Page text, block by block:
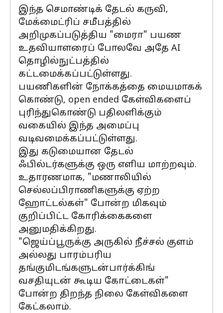
இந்த செமாண்டிக் தேடல் கருவி,
மேக்மைட்ரிப் சமீபத்தில்
அறிமுகப்படுத்திய "மைரா" பயண
உதவியாளரைப் போலவே அதே AI
தொழில்நுட்பத்தில்
கட்டமைக்கப்பட்டுள்ளது.
பயணிகளின் நோக்கத்தை மையமாகக்
கொண்டு, open ended கேள்விகளைப்
புரிந்துகொண்டு பதிலளிக்கும்
வகையில் இந்த அமைப்பு
வடிவமைக்கப்பட்டுள்ளது.
இது கடுமையான தேடல்
ஃபில்டர்களுக்கு ஒரு எளிய மாற்றவும்.
உதாரணமாக, "மணாலியில்
செல்லப்பிராணிகளுக்கு ஏற்ற
ஹோட்டல்கள்" போன்ற மிகவும்
குறிப்பிட்ட கோரிக்கைகளை
அனுமதிக்கிறது.
"ஜெய்ப்பூருக்கு அருகில் நீச்சல் குளம்
அல்லது பாரம்பரிய
தங்குமிடங்களுடன்பார்க்கிங்
வசதியுடன் கூடிய கோட்டைகள்"
போன்ற திறந்த நிலை கேள்விகளை
கேட்கலாம்.